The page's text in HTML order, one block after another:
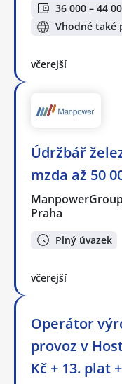
36 000 – 44
Vhodné také
včerejší
Údržbář
mzda až 50
Praha
Plný úvazek
včerejší
Operátor
provoz v
Kč + 13. plat